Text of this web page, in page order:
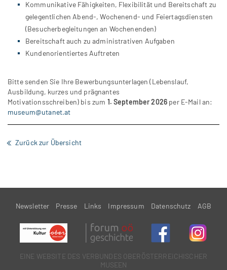
Kommunikative Fähigkeiten, Flexibilität und Bereitschaft zu
gelegentlichen Abend-, Wochenend- und Feiertagsdiensten
(Besucherbegleitungen an Wochenenden)
Bereitschaft auch zu administrativen Aufgaben
Kundenorientiertes Auftreten
Bitte senden Sie Ihre Bewerbungsunterlagen (Lebenslauf,
Ausbildung, kurzes und prägnantes
Motivationsschreiben) bis zum 1. September 2026 per E-Mail an:
museum@utanet.at
Zurück zur Übersicht
Newsletter Presse Links Impressum Datenschutz AGB
EINE WEBSITE DES VERBUNDES OBERÖSTERREiCHISCHER
MUSEEN